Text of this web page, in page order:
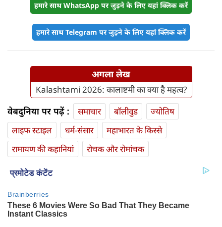
हमारे साथ WhatsApp पर जुड़ने के लिए यहां क्लिक करें
हमारे साथ Telegram पर जुड़ने के लिए यहां क्लिक करें
अगला लेख
Kalashtami 2026: कालाष्टमी का क्या है महत्व?
वेबदुनिया पर पढ़ें : समाचार बॉलीवुड
ज्योतिष
लाइफ स्‍टाइल
धर्म-संसार
महाभारत के किस्से
रामायण की कहानियां
रोचक और रोमांचक